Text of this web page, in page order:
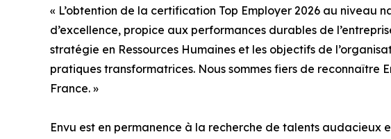
« L’obtention de la certification Top Employer 2026 au niveau
d’excellence, propice aux performances durables de
stratégie en Ressources Humaines et les objectifs de
pratiques transformatrices. Nous sommes fiers de
France. »
Envu est en permanence à la recherche de talents audacieux